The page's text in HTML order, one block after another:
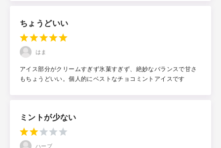
ちょうどいい
はま
アイス部分がクリームすぎず氷菓すぎず、絶妙なバランスで甘さ
もちょうどいい。個人的にベストなチョコミントアイスです
ミントが少ない
ハーブ